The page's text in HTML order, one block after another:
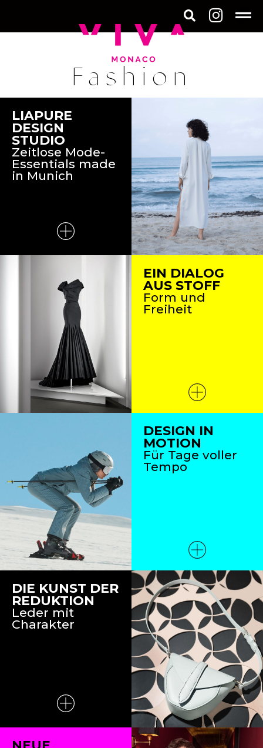
Fashion
LIAPURE
DESIGN
STUDIO
Zeitlose Mode-
Essentials made
in Munich
EIN DIALOG
AUS STOFF
Form und
Freiheit
DESIGN IN
MOTION
Für Tage voller
Tempo
DIE KUNST DER
REDUKTION
Leder mit
Charakter